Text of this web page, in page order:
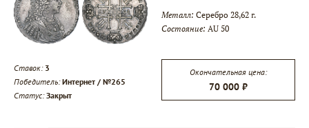
Металл: Серебро 28,62 г.
Состояние: AU 50
Ставок: 3
Победитель: Интернет / №265
Статус:Закрыт
Окончательная цена:
70 000 ₽